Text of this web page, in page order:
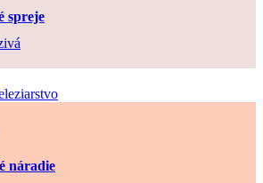
spreje
náradie